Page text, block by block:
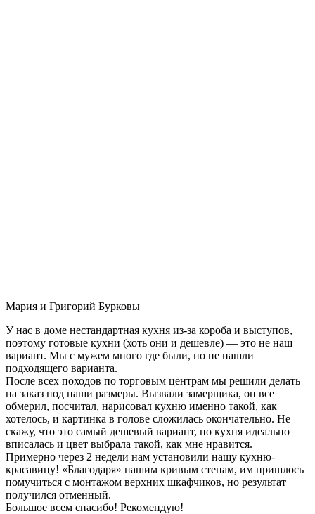
Мария и Григорий Бурковы
У нас в доме нестандартная кухня из-за короба и выступов,
поэтому готовые кухни (хоть они и дешевле) — это не наш
вариант. Мы с мужем много где были, но не нашли
подходящего варианта.
После всех походов по торговым центрам мы решили делать
на заказ под наши размеры. Вызвали замерщика, он все
обмерил, посчитал, нарисовал кухню именно такой, как
хотелось, и картинка в голове сложилась окончательно. Не
скажу, что это самый дешевый вариант, но кухня идеально
вписалась и цвет выбрала такой, как мне нравится.
Примерно через 2 недели нам установили нашу кухню-
красавицу! «Благодаря» нашим кривым стенам, им пришлось
помучиться с монтажом верхних шкафчиков, но результат
получился отменный.
Большое всем спасибо! Рекомендую!